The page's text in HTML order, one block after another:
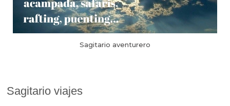
Sagitario aventurero
Sagitario viajes